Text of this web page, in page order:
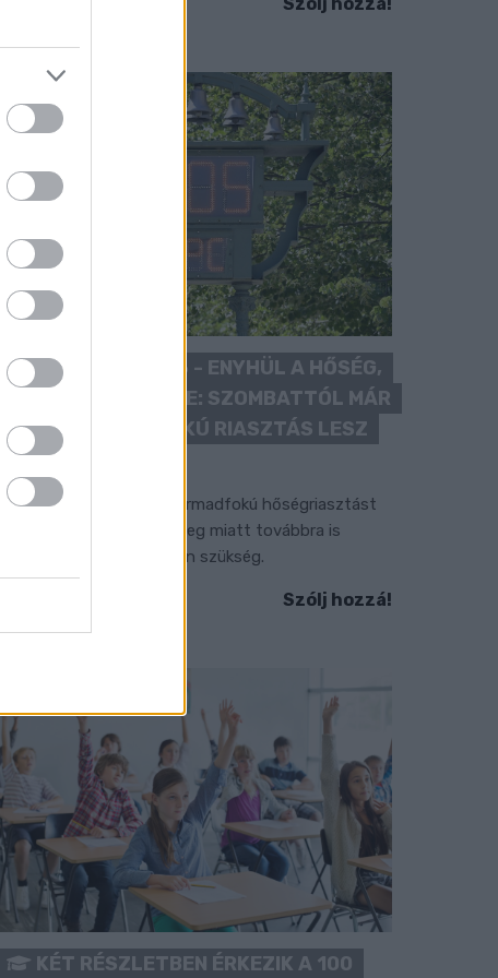
KÁNIKULA 2026 - ENYHÜL A HŐSÉG,
DE MÉG NINCS VÉGE: SZOMBATTÓL MÁR
“CSAK” MÁSODFOKÚ RIASZTÁS LESZ
ÉRVÉNYBEN
A július vége óta tartó harmadfokú hőségriasztást
mérséklik, de a tartós meleg miatt továbbra is
fokozott óvatosságra van szükség.
Szólj hozzá!
KÉT RÉSZLETBEN ÉRKEZIK A 100